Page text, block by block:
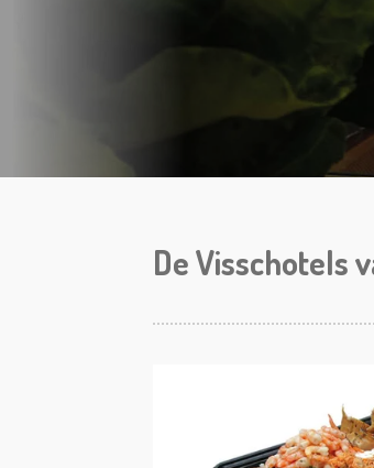
De Visschotels